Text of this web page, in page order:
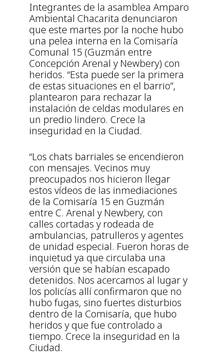
Integrantes de la asamblea Amparo
Ambiental Chacarita denunciaron
que este martes por la noche hubo
una pelea interna en la Comisaría
Comunal 15 (Guzmán entre
Concepción Arenal y Newbery) con
heridos. “Esta puede ser la primera
de estas situaciones en el barrio”,
plantearon para rechazar la
instalación de celdas modulares en
un predio lindero. Crece la
inseguridad en la Ciudad.
“Los chats barriales se encendieron
con mensajes. Vecinos muy
preocupados nos hicieron llegar
estos vídeos de las inmediaciones
de la Comisaría 15 en Guzmán
entre C. Arenal y Newbery, con
calles cortadas y rodeada de
ambulancias, patrulleros y agentes
de unidad especial. Fueron horas de
inquietud ya que circulaba una
versión que se habían escapado
detenidos. Nos acercamos al lugar y
los policías allí confirmaron que no
hubo fugas, sino fuertes disturbios
dentro de la Comisaría, que hubo
heridos y que fue controlado a
tiempo. Crece la inseguridad en la
Ciudad.